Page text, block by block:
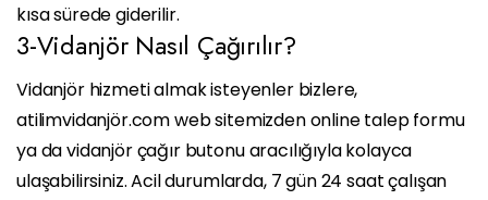
kısa sürede giderilir.
3-Vidanjör Nasıl Çağırılır?
Vidanjör hizmeti almak isteyenler bizlere,
atilimvidanjör.com web sitemizden online talep formu
ya da vidanjör çağır butonu aracılığıyla kolayca
ulaşabilirsiniz. Acil durumlarda, 7 gün 24 saat çalışan